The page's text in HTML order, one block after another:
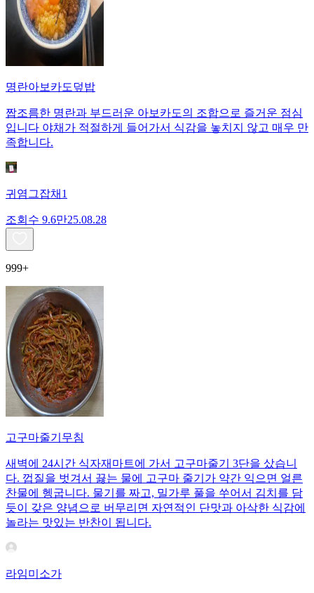
명란아보카도덮밥
짭조름한 명란과 부드러운 아보카도의 조합으로 즐거운 점심
입니다 야채가 적절하게 들어가서 식감을 놓치지 않고 매우 만
족합니다.
귀염그잡채1
조회수 9.6만25.08.28
999+
고구마줄기무침
새벽에 24시간 식자재마트에 가서 고구마줄기 3단을 샀습니
다. 껍질을 벗겨서 끓는 물에 고구마 줄기가 약간 익으면 얼른
찬물에 헹굽니다. 물기를 짜고, 밀가루 풀을 쑤어서 김치를 담
듯이 갖은 양념으로 버무리면 자연적인 단맛과 아삭한 식감에
놀라는 맛있는 반찬이 됩니다.
라임미소가